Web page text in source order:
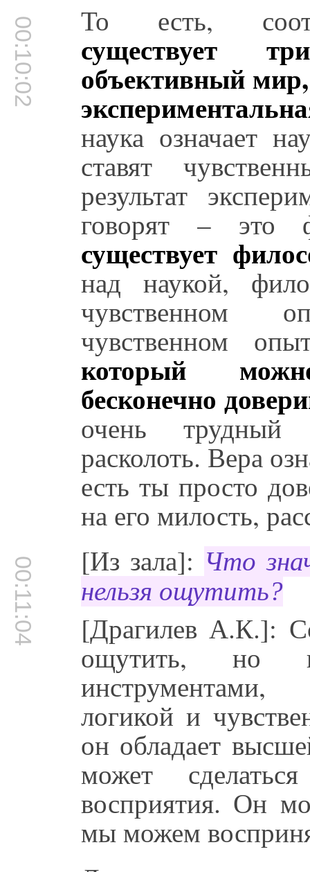
00:10:02 То есть,
существует
объективный
наука означает
ставят
результат
говорят – это
существует
над наукой,
чувственном
чувственном
который
бесконечно
очень
расколоть. Вера
есть ты просто
на его милость,
00:11:04 [Из зала]: Что
нельзя ощутить?
[Драгилев А.К.]:
ощутить, но
логикой и
он обладает
может
восприятия. Он
мы можем